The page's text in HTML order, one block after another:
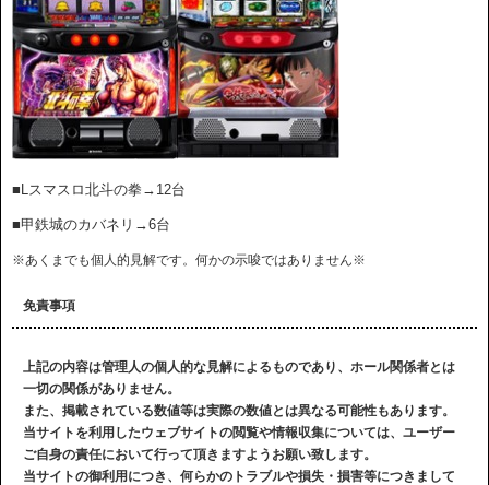
■Lスマスロ北斗の拳→12台
■甲鉄城のカバネリ→6台
※あくまでも個人的見解です。何かの示唆ではありません※
免責事項
上記の内容は管理人の個人的な見解によるものであり、ホール関係者とは
一切の関係がありません。
また、掲載されている数値等は実際の数値とは異なる可能性もあります。
当サイトを利用したウェブサイトの閲覧や情報収集については、ユーザー
ご自身の責任において行って頂きますようお願い致します。
当サイトの御利用につき、何らかのトラブルや損失・損害等につきまして